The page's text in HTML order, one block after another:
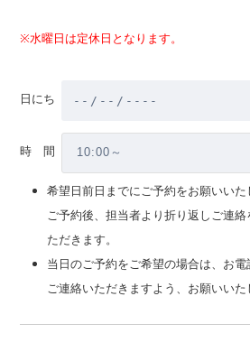
※水曜日は定休日となります。
日にち
時 間
希望日前日までにご予約をお願いいた
ご予約後、担当者より折り返しご連
ただきます。
当日のご予約をご希望の場合は、お
ご連絡いただきますよう、お願いいた
マイホーム取得までの大まかなス
■問１０.マイホームのご計画についてお
回答可）
【内容】
新築購入
中古購入
新築購入、中古購入の場合お選び